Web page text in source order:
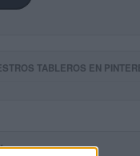
TABLEROS EN